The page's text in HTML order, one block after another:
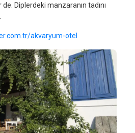
Diplerdeki manzaranın tadını
akvaryum-otel